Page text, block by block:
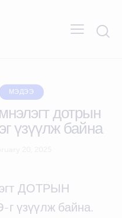
МЭДЭЭ
дотрын
үзүүлж байна
ДОТРЫН
үзүүлж байна.